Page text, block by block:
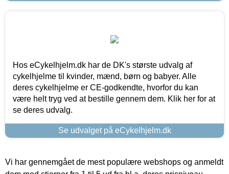
Hos eCykelhjelm.dk har de DK's største udvalg af
cykelhjelme til kvinder, mænd, børn og babyer. Alle
deres cykelhjelme er CE-godkendte, hvorfor du kan
være helt tryg ved at bestille gennem dem. Klik her for at
se deres udvalg.
Se udvalget på eCykelhjelm.dk
Vi har gennemgået de mest populære webshops og anmeldt